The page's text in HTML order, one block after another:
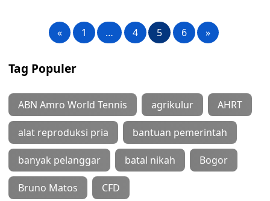
« 1 … 4 5 6 »
Tag Populer
ABN Amro World Tennis agrikulur AHRT
alat reproduksi pria bantuan pemerintah
banyak pelanggar batal nikah Bogor
Bruno Matos CFD